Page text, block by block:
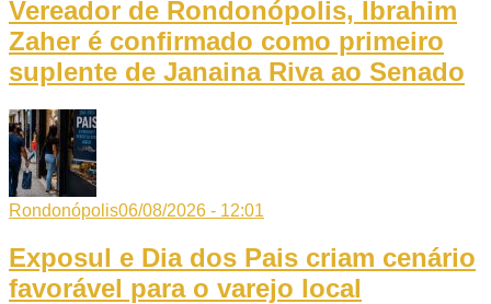
Vereador de Rondonópolis, Ibrahim
Zaher é confirmado como primeiro
suplente de Janaina Riva ao Senado
Rondonópolis06/08/2026 - 12:01
Exposul e Dia dos Pais criam cenário
favorável para o varejo local